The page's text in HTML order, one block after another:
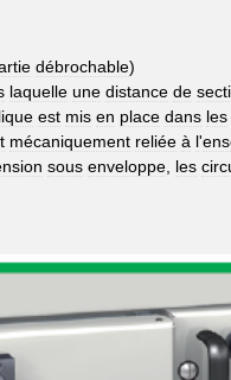
débrochable)
laquelle une distance de
est mis en place dans les
mécaniquement reliée à l'
sous enveloppe les